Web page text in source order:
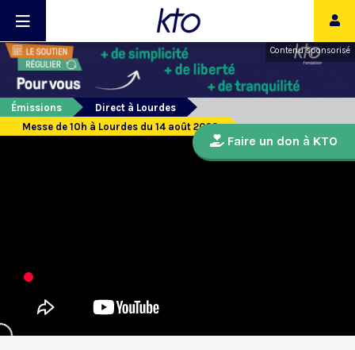
Contenu sponsorisé
Émissions
Direct à Lourdes
Messe de 10h à Lourdes du 14 août 2023
Faire un don à KTO